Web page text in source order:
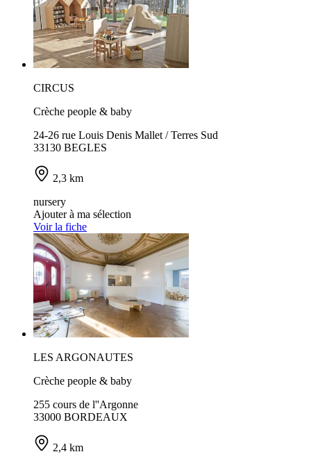
CIRCUS
Crèche people & baby
24-26 rue Louis Denis Mallet / Terres Sud
33130 BEGLES
2,3 km
nursery
Ajouter à ma sélection
Voir la fiche
LES ARGONAUTES
Crèche people & baby
255 cours de l''Argonne
33000 BORDEAUX
2,4 km